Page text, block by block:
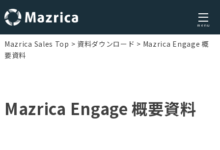
Skip
to
menu
Mazrica Sales Top 資料ダウンロード
Mazrica Engage 概
要資料
Mazrica Engage 概要資料